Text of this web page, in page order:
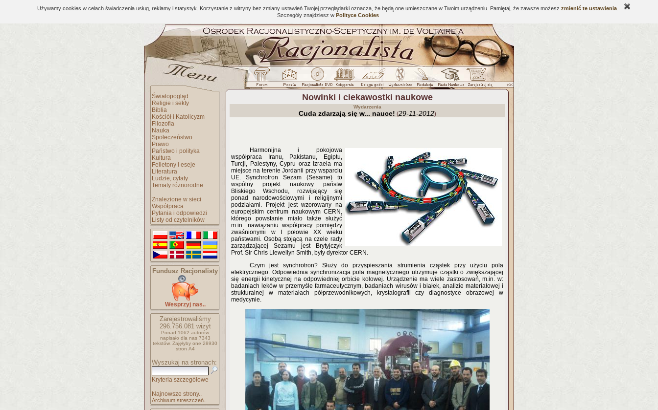
Używamy cookies w celach świadczenia usług, reklamy i statystyk. Korzystanie z witryny bez zmiany ustawień Twojej przeglądarki oznacza, że będą one umieszczane w Twoim urządzeniu. Pamiętaj, że zawsze możesz zmienić te ustawienia
Szczegóły znajdziesz w Polityce Cookies
Światopogląd
Religie i sekty
Biblia
Kościół i Katolicyzm
Filozofia
Nauka
Społeczeństwo
Prawo
Państwo i polityka
Kultura
Felietony i eseje
Literatura
Ludzie, cytaty
Tematy różnorodne
Znalezione w sieci
Współpraca
Pytania i odpowiedzi
Listy od czytelników
Fundusz Racjonalisty
Wesprzyj nas..
Zarejestrowaliśmy
296.756.081wizyt
Ponad 1062 autorów
napisało dla nas 7343
tekstów. Zajęłyby one 28930
stron A4
Wyszukaj na stronach:
Kryteria szczegółowe
Najnowsze strony..
Archiwum streszczeń..
Nowinki i ciekawostki naukowe
Wydarzenia
Cuda zdarzają się w... nauce! (29-11-2012)
Harmonijna i pokojowa
współpraca Iranu, Pakistanu, Egiptu,
Turcji, Palestyny, Cypru oraz Izraela ma
miejsce na terenie Jordanii przy wsparciu
UE. Synchrotron Sezam (Sesame) to
wspólny projekt naukowy państw
Bliskiego Wschodu, rozwijający się
ponad narodowościowymi i religijnymi
podziałami. Projekt jest wzorowany na
europejskim centrum naukowym CERN,
którego powstanie miało także służyć
m.in. nawiązaniu współpracy pomiędzy
zwaśnionymi w I połowie XX wieku
państwami. Osobą stojącą na czele rady
zarządzającej Sezamu jest Brytyjczyk
Prof. Sir Chris Llewellyn Smith, były dyrektor CERN.
Czym jest synchrotron? Służy do przyspieszania strumienia cząstek przy użyciu pola
elektrycznego. Odpowiednia synchronizacja pola magnetycznego utrzymuje cząstki o zwiększającej
się energii kinetycznej na odpowiedniej orbicie kołowej. Urządzenie ma wiele zastosowań, m.in. w:
badaniach leków w przemyśle farmaceutycznym, badaniach wirusów i białek, analizie materiałowej i
strukturalnej w materiałach półprzewodnikowych, krystalografii czy diagnostyce obrazowej w
medycynie.